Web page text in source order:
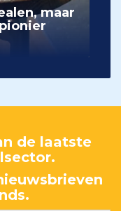
maar
de laatste